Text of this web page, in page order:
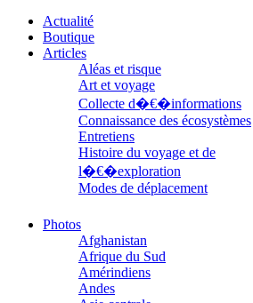
Janichon Gérard
Kerouedan Annie
Klein Julie
Klotz Lætitia
Klvana Ilya
Kotry Jérôme
La Brosse Gaële de
Labouche Didier
Lacarrière Jacques
Lacrampe Corine
Lagny Laurence
Laheurte Marielle
Lanni Dominique
Lanouguère-Bruneau Virginie
Lantz François
Lautier-Gaud Jean
Le Maître Anne
Actualité
Boutique
Articles
Aléas et risque
Art et voyage
Collecte d�€�informations
Connaissance des écosystèmes
Entretiens
Histoire du voyage et de
l�€�exploration
Modes de déplacement
Parcours choisis
Patrimoine
Petite ethnographie
Portraits
Questions de survie
Réflexions
Photos
Afghanistan
Afrique du Sud
Amérindiens
Andes